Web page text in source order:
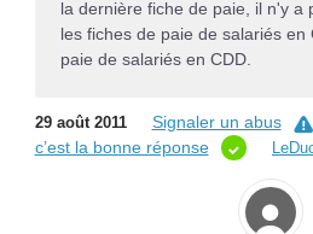
la dernière fiche de paie, il n'y a
les fiches de paie de salariés en
paie de salariés en CDD.
29 août 2011
Signaler un abus
c’est la bonne réponse